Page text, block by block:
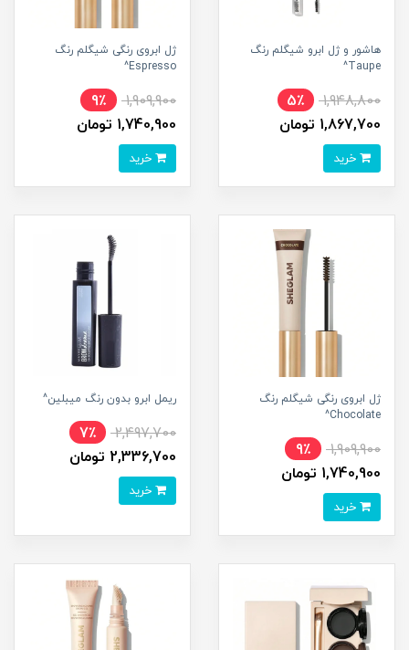
هاشور و ژل ابرو شیگلم رنگ
Taupe^
1,948,800
5٪
1,867,700 تومان
ژل ابروی رنگی شیگلم رنگ
Espresso^
1,909,900
9٪
1,740,900 تومان
ژل ابروی رنگی شیگلم رنگ
Chocolate^
1,909,900
9٪
1,740,900 تومان
ریمل ابرو بدون رنگ میبلین^
2,497,700
7٪
2,336,700 تومان